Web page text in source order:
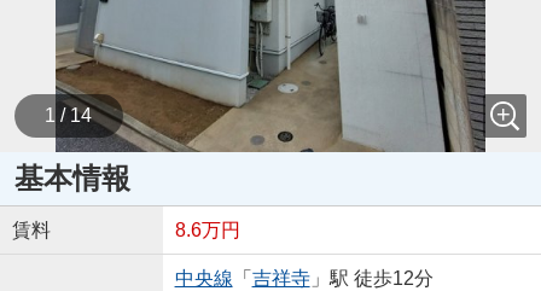
1 / 14
基本情報
賃料 8.6万円
中央線 「 吉祥寺」駅 徒歩12分